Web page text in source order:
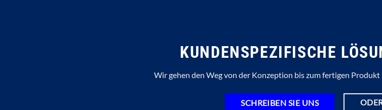
KUNDENSPEZIFISCHE
Wir gehen den Weg von der Konzeption bis zum fertigen
SCHREIBEN SIE UNS